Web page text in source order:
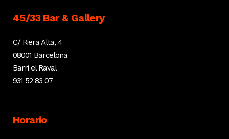
45/33 Bar & Gallery
C/ Riera Alta, 4
08001 Barcelona
Barri el Raval
931 52 83 07
Horario